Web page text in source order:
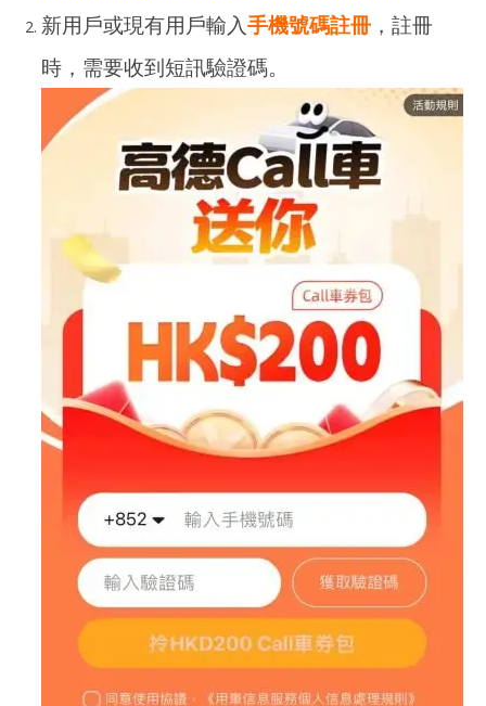
新用戶或現有用戶輸入手機號碼註冊 ，註冊
時，需要收到短訊驗證碼。